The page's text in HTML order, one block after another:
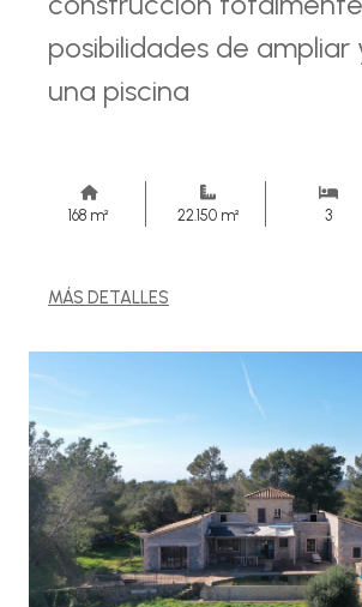
posibilidades de ampliar
una piscina
168 m² 22.150 m² 3
MÁS DETALLES